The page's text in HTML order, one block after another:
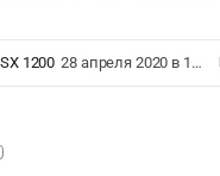
1200 28 апреля 2020 в 19:15